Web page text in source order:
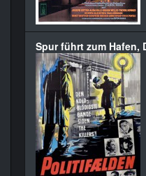
Spur führt zum Hafen,